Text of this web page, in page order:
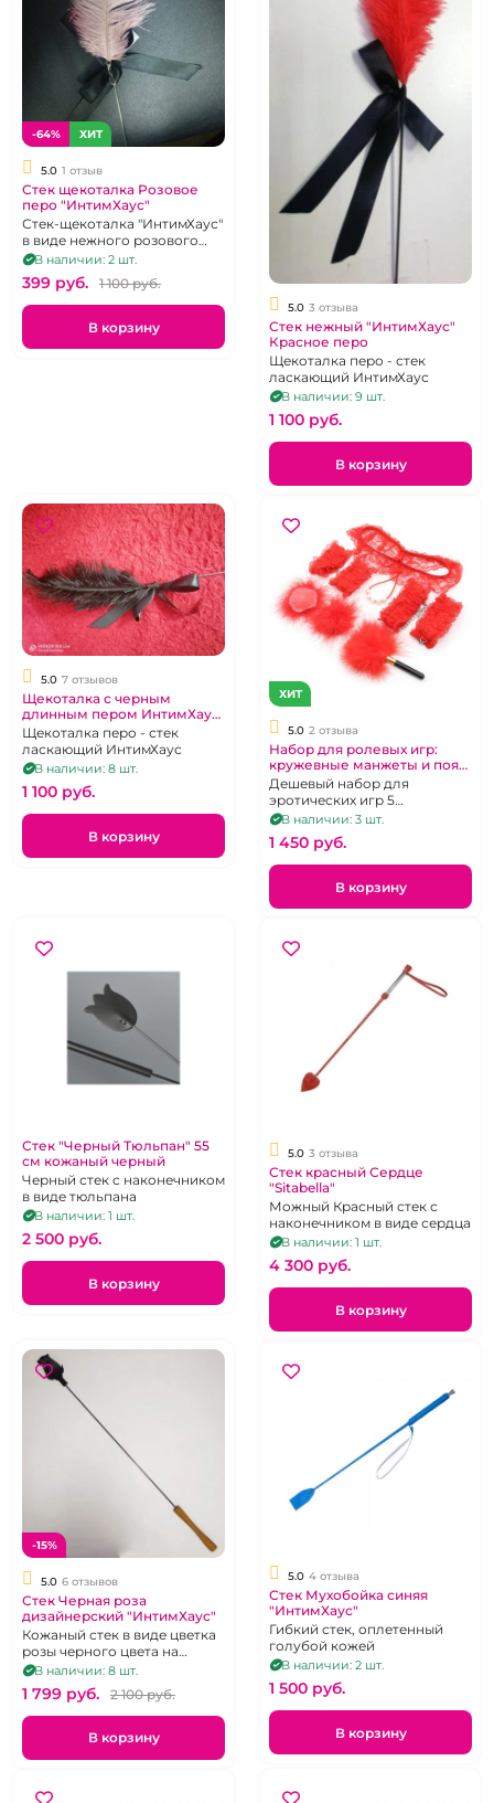
-64% ХИТ
5.0 1 отзыв
Стек щекоталка Розовое
перо "ИнтимХаус"
Стек-щекоталка "ИнтимХаус"
в виде нежного розового
пера
В наличии: 2 шт.
399 pуб. 1 100 pуб.
В корзину
5.0 3 отзыва
Стек нежный "ИнтимХаус"
Красное перо
Щекоталка перо - стек
ласкающий ИнтимХаус
В наличии: 9 шт.
1 100 pуб.
В корзину
5.0 7 отзывов
Щекоталка с черным
длинным пером ИнтимХаус
50 см
Щекоталка перо - стек
ласкающий ИнтимХаус
В наличии: 8 шт.
1 100 pуб.
В корзину
ХИТ
5.0 2 отзыва
Набор для ролевых игр:
кружевные манжеты и пояс,
пэстисы, стек-пушистик
Дешевый набор для
эротических игр 5
предметов - . цвет черный
или красный в ассортименте
В наличии: 3 шт.
1 450 pуб.
В корзину
Стек "Черный Тюльпан" 55
см кожаный черный
Черный стек с наконечником
в виде тюльпана
В наличии: 1 шт.
2 500 pуб.
В корзину
5.0 3 отзыва
Стек красный Сердце
"Sitabella"
Можный Красный стек с
наконечником в виде сердца
В наличии: 1 шт.
4 300 pуб.
В корзину
-15%
5.0 6 отзывов
Стек Черная роза
дизайнерский "ИнтимХаус"
Кожаный стек в виде цветка
розы черного цвета на
гибком хлысте с дубовой
В наличии: 8 шт.
1 799 pуб. 2 100 pуб.
В корзину
5.0 4 отзыва
Стек Мухобойка синяя
"ИнтимХаус"
Гибкий стек, оплетенный
голубой кожей
В наличии: 2 шт.
1 500 pуб.
В корзину